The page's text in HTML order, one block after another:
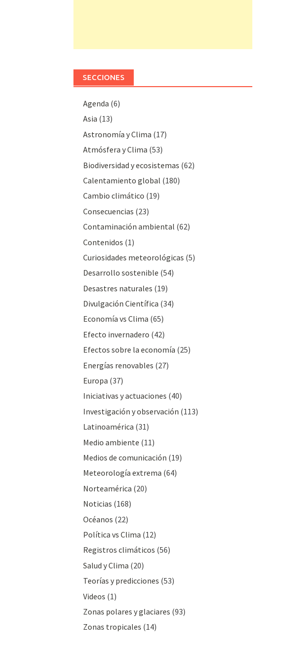
SECCIONES
Agenda (6)
Asia (13)
Astronomía y Clima (17)
Atmósfera y Clima (53)
Biodiversidad y ecosistemas (62)
Calentamiento global (180)
Cambio climático (19)
Consecuencias (23)
Contaminación ambiental (62)
Contenidos (1)
Curiosidades meteorológicas (5)
Desarrollo sostenible (54)
Desastres naturales (19)
Divulgación Cientí­fica (34)
Economía vs Clima (65)
Efecto invernadero (42)
Efectos sobre la economía (25)
Energías renovables (27)
Europa (37)
Iniciativas y actuaciones (40)
Investigación y observación (113)
Latinoamérica (31)
Medio ambiente (11)
Medios de comunicación (19)
Meteorologí­a extrema (64)
Norteamérica (20)
Noticias (168)
Océanos (22)
Polí­tica vs Clima (12)
Registros climáticos (56)
Salud y Clima (20)
Teorías y predicciones (53)
Videos (1)
Zonas polares y glaciares (93)
Zonas tropicales (14)